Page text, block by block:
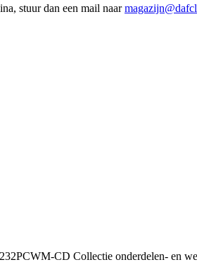
stuur dan een mail naar
CD Collectie onderdelen- en